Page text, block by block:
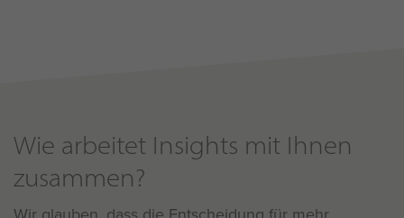
Wie arbeitet Insights mit Ihnen
zusammen?